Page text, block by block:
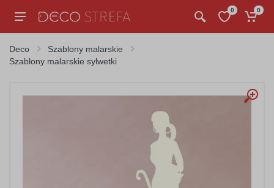
0 0
Deco
Szablony malarskie
Szablony malarskie sylwetki